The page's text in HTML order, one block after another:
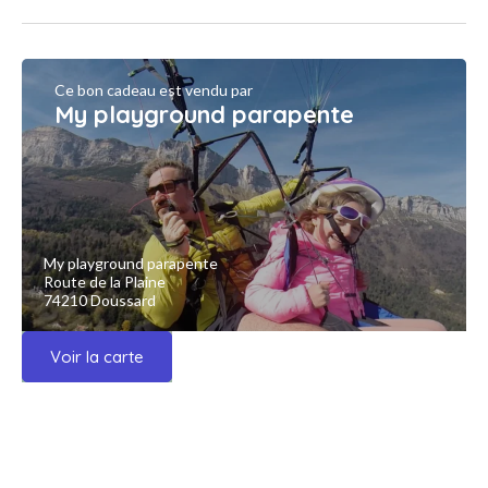
Ce bon cadeau est vendu par
My playground parapente
My playground parapente
Route de la Plaine
74210 Doussard
Voir la carte